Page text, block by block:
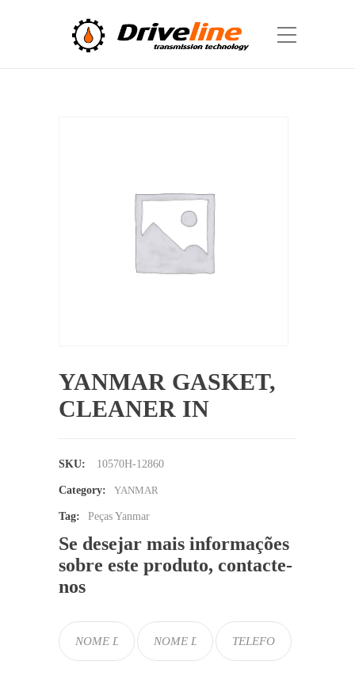
YANMAR GASKET,
CLEANER IN
SKU: 10570H-12860
Category: YANMAR
Tag: Peças Yanmar
Se desejar mais informações
sobre este produto, contacte-
nos